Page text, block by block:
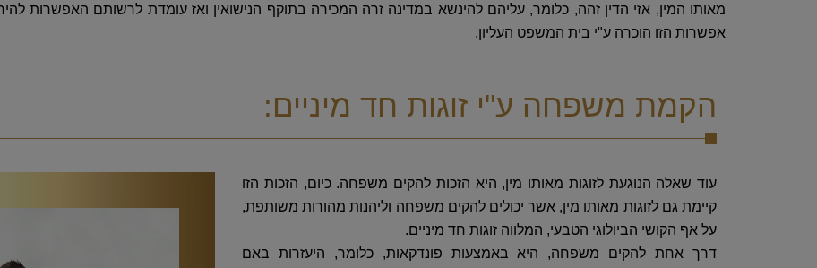
מאותו המין, אזי הדין זהה, כלומר, עליהם להינשא במדינה זרה המכירה בתוקף הנישואין ואז עומדת לרשותם האפשרות
אפשרות הזו הוכרה ע"י בית המשפט העליון.
הקמת משפחה ע"י זוגות חד מיניים:
עוד שאלה הנוגעת לזוגות מאותו מין, היא הזכות להקים משפחה. כיום, הזכות הזו
קיימת גם לזוגות מאותו מין, אשר יכולים להקים משפחה וליהנות מהורות משותפת,
על אף הקושי הביולוגי הטבעי, המלווה זוגות חד מיניים.
דרך אחת להקים משפחה, היא באמצעות פונדקאות, כלומר, היעזרות באם